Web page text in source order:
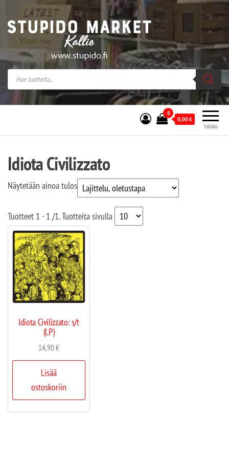
Stupido Market – verkossa ja kivijalassa
Stupido Market on vaihtoehtomusaan
erikoistunut verkko- sekä
kivijalkakauppa Helsingissä Kallion
sydämessä.
Valikko
0
0,00€
Idiota Civilizzato
Näytetään ainoa tulos
Tuotteet 1 - 1 /1. Tuotteita sivulla
Idiota Civilizzato: s/t
(LP)
14,90€
Lisää
ostoskoriin